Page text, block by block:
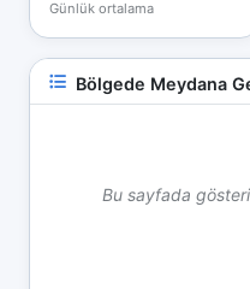
Günlük ortalama
Bölgede Meydana
Bu sayfada